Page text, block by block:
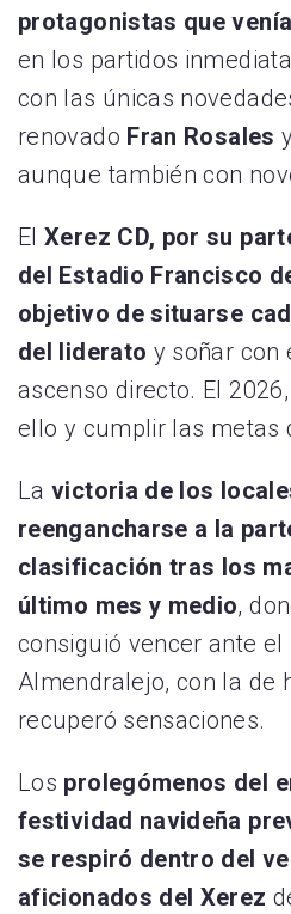
protagonistas que
en los partidos
con las únicas
renovado Fran Rosales y
aunque también con
ElXerez CD, por su
del Estadio Francisco
objetivo de situarse
del liderato y soñar con
ascenso directo. El
ello y cumplir las metas
La victoria de los
reengancharse a la
clasificación tras los
último mes y medio,
consiguió vencer ante el
Almendralejo, con la de
recuperó sensaciones.
Los prolegómenos del
festividad navideña
se respiró dentro del
aficionados del Xerez